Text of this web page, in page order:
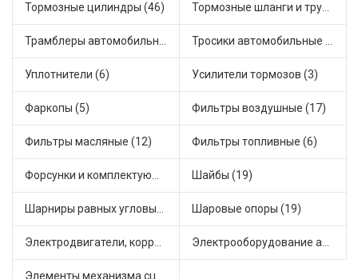
Тормозные цилиндры (46) Тормозные шланги и трубки (5)
Трамблеры автомобильные (40) Тросики автомобильные (23)
Уплотнители (6) Усилители тормозов (3)
Фаркопы (5) Фильтры воздушные (17)
Фильтры масляные (12) Фильтры топливные (6)
Форсунки и комплектующие (1) Шайбы (19)
Шарниры равных угловых скоростей, приводные валы (1) Шаровые опоры (19)
Электродвигатели, корректоры и приводы автомобильн (22) Электрооборудование автомобилей (25)